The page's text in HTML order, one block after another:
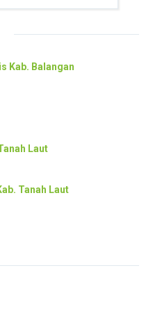
Kab. Balangan
Laut
Tanah Laut